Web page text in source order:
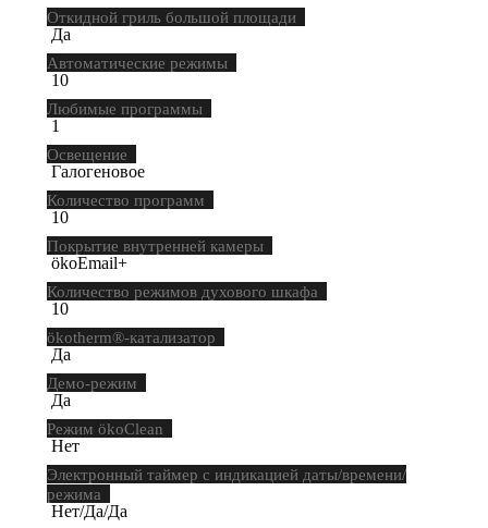
Откидной гриль большой площади
Да
Автоматические режимы
10
Любимые программы
1
Освещение
Галогеновое
Количество программ
10
Покрытие внутренней камеры
ökoEmail+
Количество режимов духового шкафа
10
ökotherm®-катализатор
Да
Демо-режим
Да
Режим ökoClean
Нет
Электронный таймер с индикацией даты/времени/
режима
Нет/Да/Да